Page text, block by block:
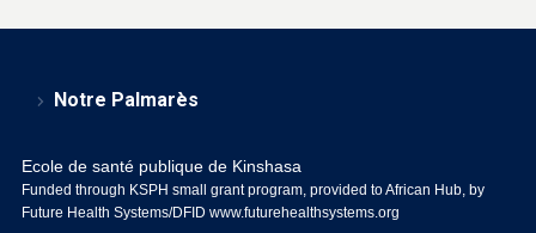
Notre Palmarès
Ecole de santé publique de Kinshasa
Funded through KSPH small grant program, provided to African Hub, by
Future Health Systems/DFID www.futurehealthsystems.org